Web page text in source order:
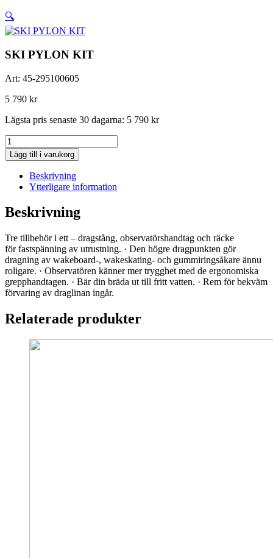
🔍
SKI PYLON KIT
Art: 45-295100605
5 790 kr
Lägsta pris senaste 30 dagarna: 5 790 kr
SKI
PYLON
KIT
mängd
Lägg till i varukorg
Beskrivning
Ytterligare information
Beskrivning
Tre tillbehör i ett – dragstång, observatörshandtag och räcke
för fastspänning av utrustning. · Den högre dragpunkten gör
dragning av wakeboard-, wakeskating- och gummiringsåkare ännu
roligare. · Observatören känner mer trygghet med de ergonomiska
grepphandtagen. · Bär din bräda ut till fritt vatten. · Rem för bekväm
förvaring av draglinan ingår.
Relaterade produkter